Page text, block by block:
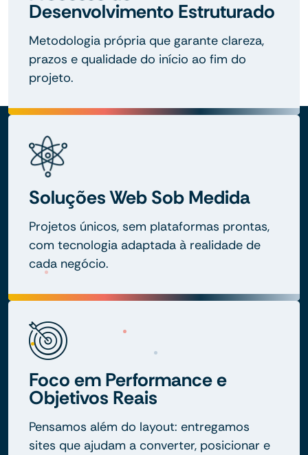
Desenvolvimento Estruturado
Metodologia própria que garante clareza,
prazos e qualidade do início ao fim do
projeto.
Soluções Web Sob Medida
Projetos únicos, sem plataformas prontas,
com tecnologia adaptada à realidade de
cada negócio.
Foco em Performance e
Objetivos Reais
Pensamos além do layout: entregamos
sites que ajudam a converter, posicionar e